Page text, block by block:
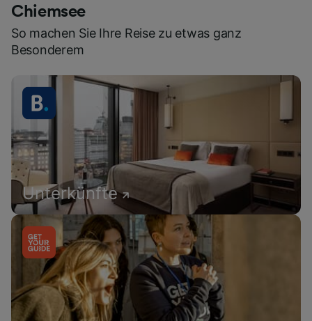
Chiemsee
So machen Sie Ihre Reise zu etwas ganz
Besonderem
Unterkünfte